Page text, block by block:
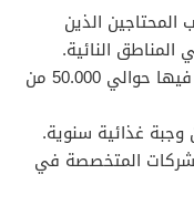
الذين
النائية.
يشمل المشروع 669 مدرسة يدرس فيها حوالي 50.000 من
غذائية سنوية.
المتخصصة في